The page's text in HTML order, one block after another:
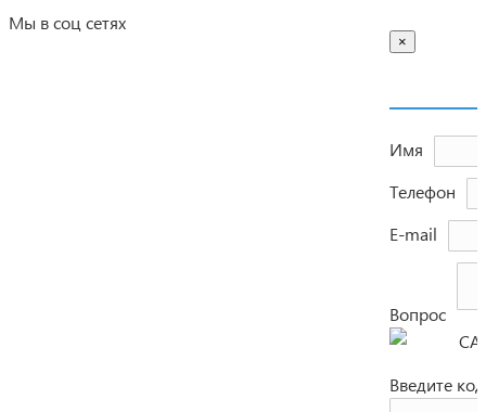
Мы в соц сетях
×
Имя
Телефон
E-mail
Вопрос
Введите